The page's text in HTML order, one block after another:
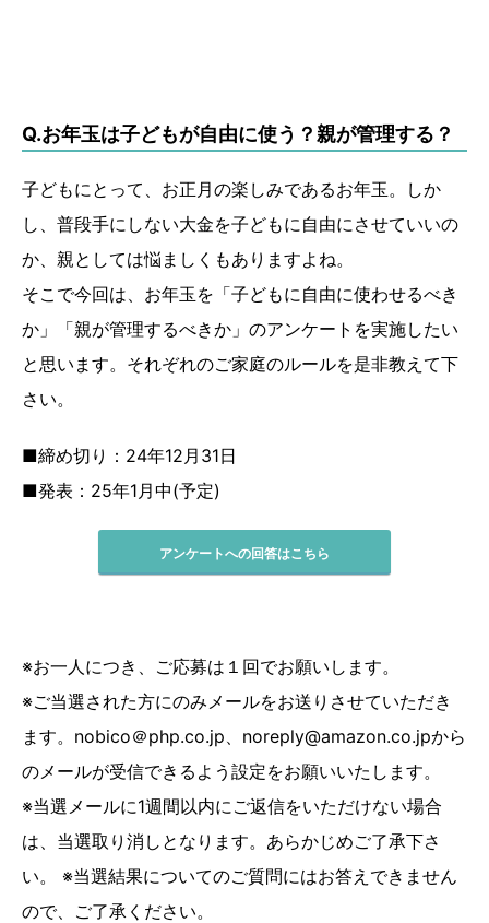
Q.お年玉は子どもが自由に使う？親が管理する？
子どもにとって、お正月の楽しみであるお年玉。しか
し、普段手にしない大金を子どもに自由にさせていいの
か、親としては悩ましくもありますよね。
そこで今回は、お年玉を「子どもに自由に使わせるべき
か」「親が管理するべきか」のアンケートを実施したい
と思います。それぞれのご家庭のルールを是非教えて下
さい。
■締め切り：24年12月31日
■発表：25年1月中(予定)
アンケートへの回答はこちら
※お一人につき、ご応募は１回でお願いします。
※ご当選された方にのみメールをお送りさせていただき
ます。nobico＠php.co.jp、noreply@amazon.co.jpから
のメールが受信できるよう設定をお願いいたします。
※当選メールに1週間以内にご返信をいただけない場合
は、当選取り消しとなります。あらかじめご了承下さ
い。 ※当選結果についてのご質問にはお答えできません
ので、ご了承ください。